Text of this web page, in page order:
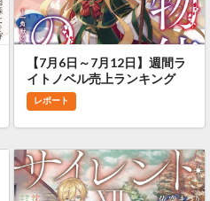
【7月6日～7月12日】週間ラ
イトノベル売上ランキング
レポート